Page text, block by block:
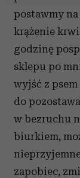
i reklam, aby
analizować
korzystasz z
Partnerzy
otrzymanymi
korzystania z
postawmy
krążenie
godzinę
sklepu po
wyjść z
do
w bezruchu
biurkiem,
zapobiec,